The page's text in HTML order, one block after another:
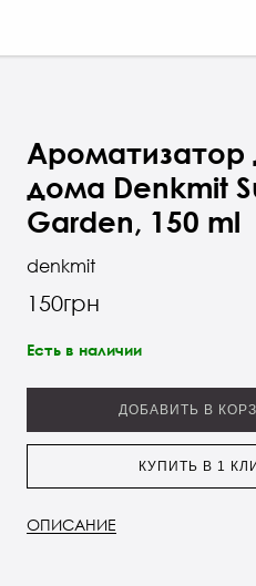
Ароматизатор
дома Denkmit
Garden, 150 ml
denkmit
150грн
Есть в наличии
ДОБАВИТЬ В
КУПИТЬ В 1
ОПИСАНИЕ